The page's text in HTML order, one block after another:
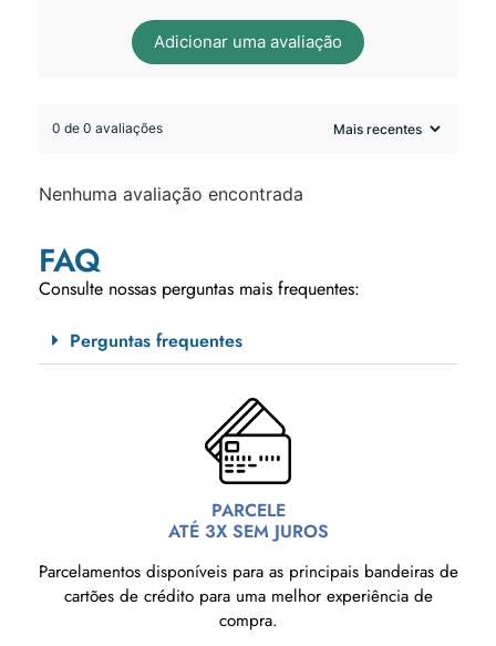
Adicionar uma avaliação
0 de 0 avaliações
Nenhuma avaliação encontrada
FAQ
Consulte nossas perguntas mais frequentes:
Perguntas frequentes
PARCELE
ATÉ 3X SEM JUROS
Parcelamentos disponíveis para as principais bandeiras de
cartões de crédito para uma melhor experiência de
compra.